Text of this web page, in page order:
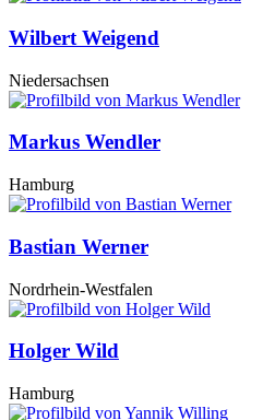
Wilbert Weigend
Niedersachsen
Markus Wendler
Hamburg
Bastian Werner
Nordrhein-Westfalen
Holger Wild
Hamburg